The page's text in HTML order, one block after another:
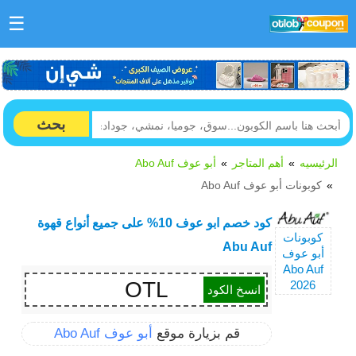
☰
بحث
الرئيسيه أهم المتاجر
أبو عوف Abo Auf
كوبونات أبو عوف Abo Auf
كوبونات
أبو عوف
Abo Auf
2026
كود خصم ابو عوف 10% على جميع أنواع قهوة
Abu Auf
OTL انسخ الكود
قم بزيارة موقع أبو عوف Abo Auf